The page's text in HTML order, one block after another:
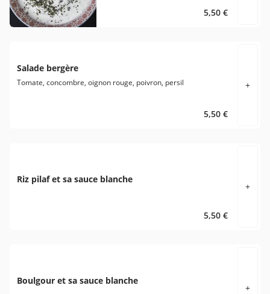
5,50 €
Salade bergère
Tomate, concombre, oignon rouge, poivron, persil
5,50 €
+
Riz pilaf et sa sauce blanche
5,50 €
+
Boulgour et sa sauce blanche
+